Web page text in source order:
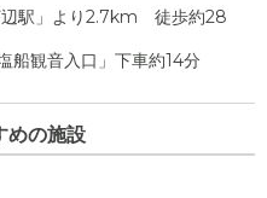
辺駅」より2.7km 徒歩約28
船観音入口」下車約14分
めの施設